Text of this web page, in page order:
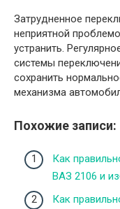
Затрудненное
неприятной
устранить.
системы
сохранить
механизма
Похожие записи:
Как
ВАЗ 2106 и
Как